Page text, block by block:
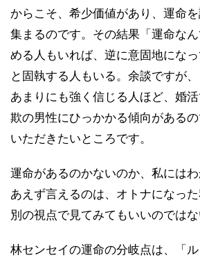
からこそ、希少価値があり、運命
集まるのです。その結果「運命な
める人もいれば、逆に意固地になっ
と固執する人もいる。余談ですが
あまりにも強く信じる人ほど、婚
欺の男性にひっかかる傾向がある
いただきたいところです。
運命があるのかないのか、私には
あえず言えるのは、オトナになっ
別の視点で見てみてもいいのではな
林センセイの運命の分岐点は、「